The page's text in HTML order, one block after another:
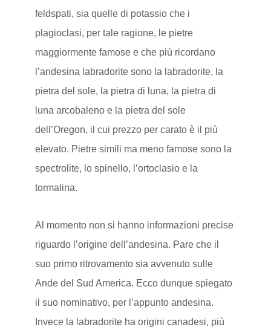
feldspati, sia quelle di potassio che i
plagioclasi, per tale ragione, le pietre
maggiormente famose e che più ricordano
l’andesina labradorite sono la labradorite, la
pietra del sole, la pietra di luna, la pietra di
luna arcobaleno e la pietra del sole
dell’Oregon, il cui prezzo per carato è il più
elevato. Pietre simili ma meno famose sono la
spectrolite, lo spinello, l’ortoclasio e la
tormalina.
Al momento non si hanno informazioni precise
riguardo l’origine dell’andesina. Pare che il
suo primo ritrovamento sia avvenuto sulle
Ande del Sud America. Ecco dunque spiegato
il suo nominativo, per l’appunto andesina.
Invece la labradorite ha origini canadesi, più